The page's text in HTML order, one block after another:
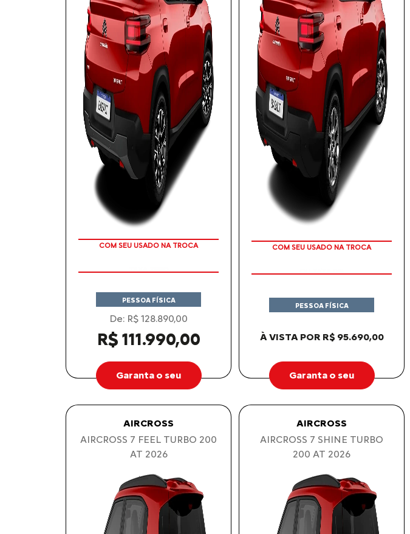
PESSOA FÍSICA
De: R$ 128.890,00
R$ 111.990,00
Garanta o seu
À VISTA POR R$ 95.690,00
PESSOA FÍSICA
Garanta o seu
AIRCROSS
AIRCROSS 7 FEEL TURBO 200
AT 2026
AIRCROSS
AIRCROSS 7 SHINE TURBO
200 AT 2026